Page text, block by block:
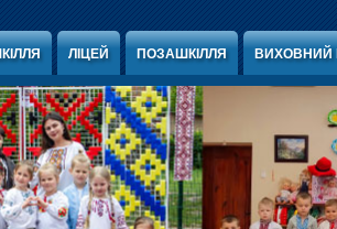
ЛІЦЕЙ ПОЗАШКІЛЛЯ ВИХОВНИЙ